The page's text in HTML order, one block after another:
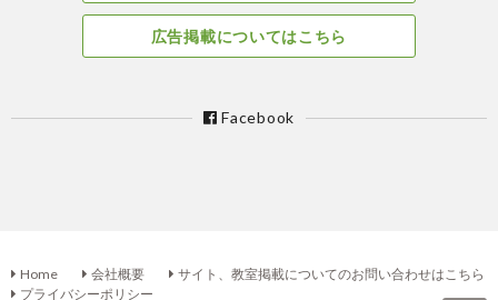
広告掲載についてはこちら
Facebook
Home 会社概要
サイト、教室掲載についてのお問い合わせはこちら
プライバシーポリシー